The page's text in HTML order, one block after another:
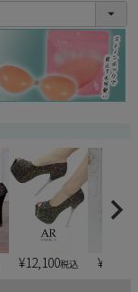
¥12,100税込 ¥